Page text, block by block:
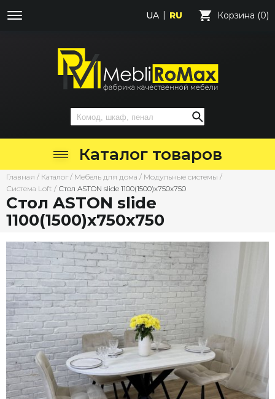
UA RU Корзина (0)
Каталог товаров
Главная / Каталог / Мебель для дома / Модульные системы /
Система Loft / Стол ASTON slide 1100(1500)х750х750
Стол ASTON slide
1100(1500)х750х750